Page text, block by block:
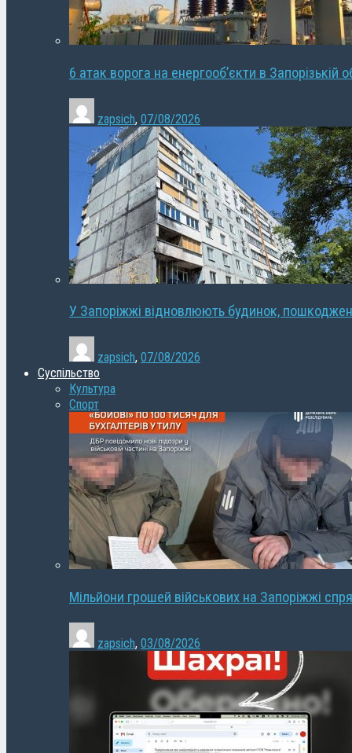
6 атак ворога на енергооб’єкти в Запорізькій
zapsich, 07/08/2026
У Запоріжжі відновлюють будинок,
zapsich, 07/08/2026
Суспільство
Культура
Спорт
Мільйони грошей військових на Запоріжжі
zapsich, 03/08/2026